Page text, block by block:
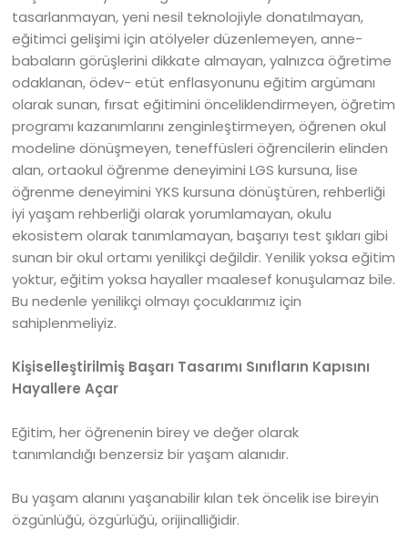
tasarlanmayan, yeni nesil teknolojiyle donatılmayan,
eğitimci gelişimi için atölyeler düzenlemeyen, anne-
babaların görüşlerini dikkate almayan, yalnızca öğretime
odaklanan, ödev- etüt enflasyonunu eğitim argümanı
olarak sunan, fırsat eğitimini önceliklendirmeyen, öğretim
programı kazanımlarını zenginleştirmeyen, öğrenen okul
modeline dönüşmeyen, teneffüsleri öğrencilerin elinden
alan, ortaokul öğrenme deneyimini LGS kursuna, lise
öğrenme deneyimini YKS kursuna dönüştüren, rehberliği
iyi yaşam rehberliği olarak yorumlamayan, okulu
ekosistem olarak tanımlamayan, başarıyı test şıkları gibi
sunan bir okul ortamı yenilikçi değildir. Yenilik yoksa eğitim
yoktur, eğitim yoksa hayaller maalesef konuşulamaz bile.
Bu nedenle yenilikçi olmayı çocuklarımız için
sahiplenmeliyiz.
Kişiselleştirilmiş Başarı Tasarımı Sınıfların Kapısını
Hayallere Açar
Eğitim, her öğrenenin birey ve değer olarak
tanımlandığı benzersiz bir yaşam alanıdır.
Bu yaşam alanını yaşanabilir kılan tek öncelik ise bireyin
özgünlüğü, özgürlüğü, orijinalliğidir.